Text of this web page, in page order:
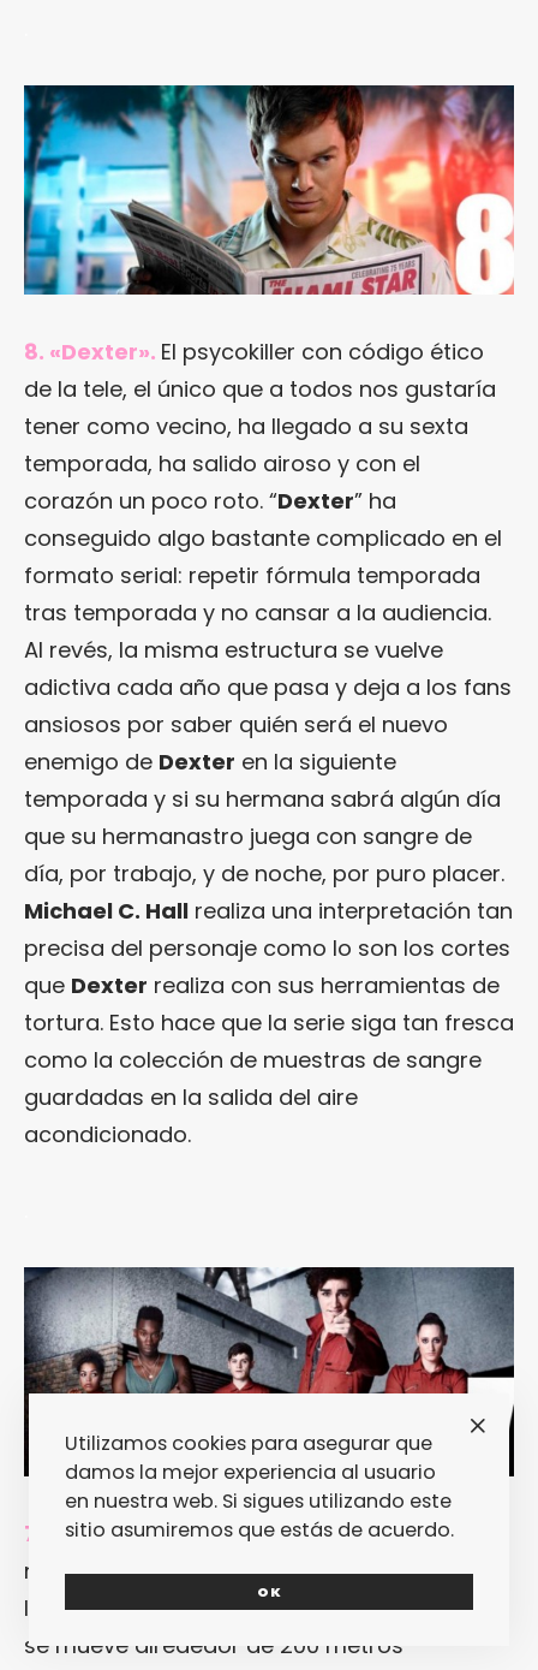
8. «Dexter». El psycokiller con código ético
de la tele, el único que a todos nos gustaría
tener como vecino, ha llegado a su sexta
temporada, ha salido airoso y con el
corazón un poco roto. “Dexter” ha
conseguido algo bastante complicado en el
formato serial: repetir fórmula temporada
tras temporada y no cansar a la audiencia.
Al revés, la misma estructura se vuelve
adictiva cada año que pasa y deja a los fans
ansiosos por saber quién será el nuevo
enemigo de Dexter en la siguiente
temporada y si su hermana sabrá algún día
que su hermanastro juega con sangre de
día, por trabajo, y de noche, por puro placer.
Michael C. Hall realiza una interpretación tan
precisa del personaje como lo son los cortes
que Dexter realiza con sus herramientas de
tortura. Esto hace que la serie siga tan fresca
como la colección de muestras de sangre
guardadas en la salida del aire
acondicionado.
7. «Misfits».La respuesta británica a la
nueva ciencia ficción televisiva americana.
Irreverente, fresca y sobrada de ingenio que
se mueve alrededor de 200 metros
Utilizamos cookies para asegurar que
damos la mejor experiencia al usuario
en nuestra web. Si sigues utilizando este
sitio asumiremos que estás de acuerdo.
OK